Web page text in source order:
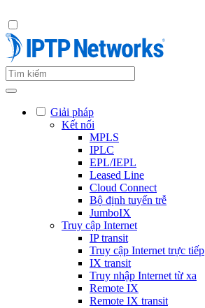
Giải pháp
Kết nối
MPLS
IPLC
EPL/IEPL
Leased Line
Cloud Connect
Bộ định tuyến trễ
JumboIX
Truy cập Internet
IP transit
Truy cập Internet trực tiếp
IX transit
Truy nhập Internet từ xa
Remote IX
Remote IX transit